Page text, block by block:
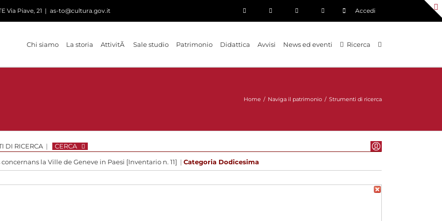
Via Piave, 21 | as-to@cultura.gov.it Accedi
Chi siamo La storia AttivitÃ Sale studio Patrimonio Didattica Avvisi News ed eventi Ricerca
Home / Naviga il patrimonio / Strumenti di ricerca
DI RICERCA | CERCA
la Ville de Geneve in Paesi [Inventario n. 11] | Categoria Dodicesima